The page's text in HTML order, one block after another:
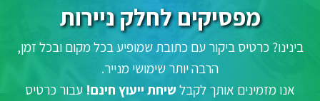
מפסיקים לחלק ניירות
בינינו? כרטיס ביקור עם כתובת שמופיע בכל מקום ובכל זמן,
הרבה יותר שימושי מנייר.
אנו מזמינים אותך לקבל שיחת ייעוץ חינם! עבור כרטיס